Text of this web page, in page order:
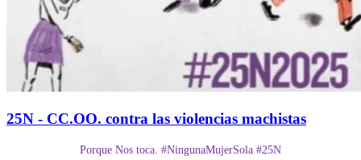
25N - CC.OO. contra las violencias machistas
Porque Nos toca. #NingunaMujerSola #25N